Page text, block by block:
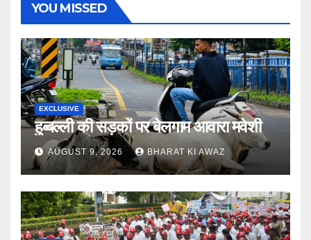
YOU MISSED
EXCLUSIVE
हुब्बल्ली की सड़कों पर बेलगाम आवारा मवेशी
AUGUST 9, 2026 BHARAT KI AWAZ